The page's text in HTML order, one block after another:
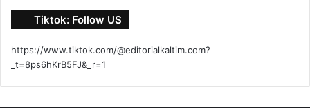
Tiktok: Follow US
https://www.tiktok.com/@editorialkaltim.com?
_t=8ps6hKrB5FJ&_r=1